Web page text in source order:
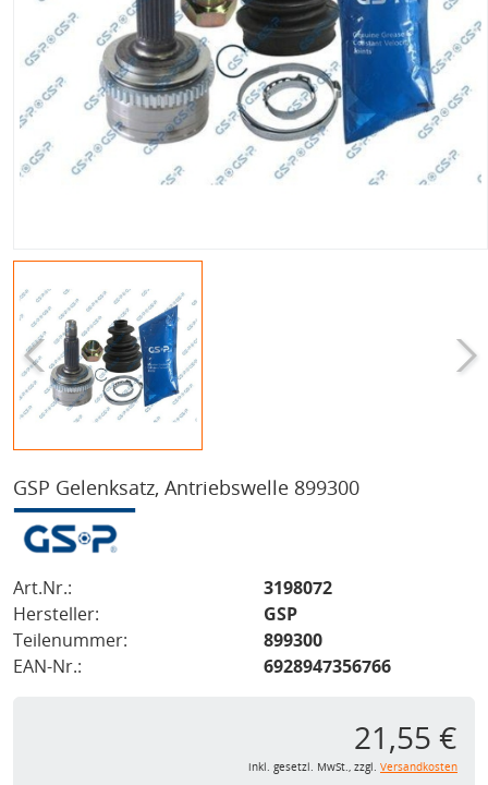
GSP Gelenksatz, Antriebswelle 899300
Art.Nr.:
3198072
Hersteller:
GSP
Teilenummer:
899300
EAN-Nr.:
6928947356766
21,55 €
inkl. gesetzl. MwSt., zzgl. Versandkosten